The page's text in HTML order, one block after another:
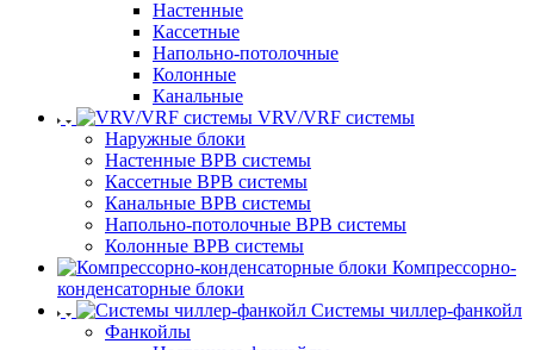
Настенные
Кассетные
Напольно-потолочные
Колонные
Канальные
VRV/VRF системы
Наружные блоки
Настенные ВРВ системы
Кассетные ВРВ системы
Канальные ВРВ системы
Напольно-потолочные ВРВ системы
Колонные ВРВ системы
Компрессорно-
конденсаторные блоки
Системы чиллер-фанкойл
Фанкойлы